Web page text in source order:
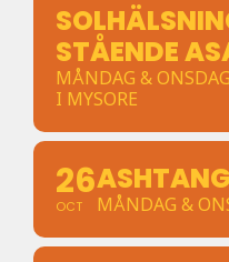
STÅENDE
MÅNDAG &
I MYSORE
26
OCT MÅNDAG &